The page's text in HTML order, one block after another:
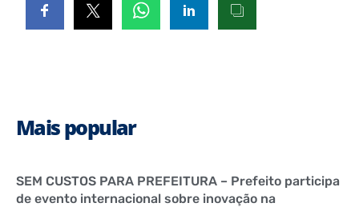
Mais popular
SEM CUSTOS PARA PREFEITURA – Prefeito participa
de evento internacional sobre inovação na